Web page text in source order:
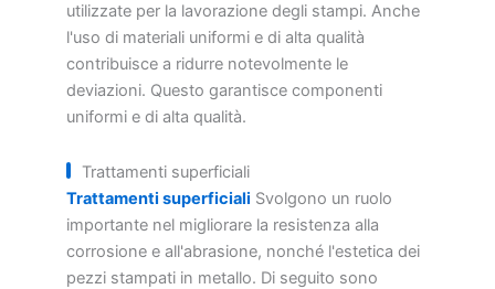
utilizzate per la lavorazione degli stampi. Anche
l'uso di materiali uniformi e di alta qualità
contribuisce a ridurre notevolmente le
deviazioni. Questo garantisce componenti
uniformi e di alta qualità.
Trattamenti superficiali
Trattamenti superficiali Svolgono un ruolo
importante nel migliorare la resistenza alla
corrosione e all'abrasione, nonché l'estetica dei
pezzi stampati in metallo. Di seguito sono